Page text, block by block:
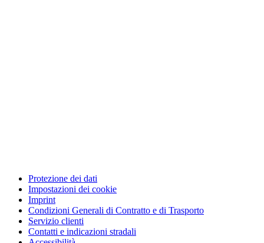
Protezione dei dati
Impostazioni dei cookie
Imprint
Condizioni Generali di Contratto e di Trasporto
Servizio clienti
Contatti e indicazioni stradali